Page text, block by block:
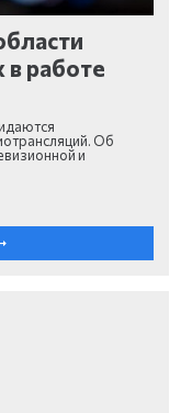
работе
Об
и